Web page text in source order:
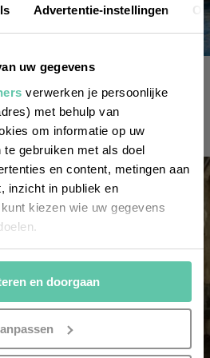
Advertentie-instellingen
uw gegevens
verwerken je persoonlijke
met behulp van
om informatie op uw
gebruiken met als doel
en content, metingen aan
inzicht in publiek en
kiezen wie uw gegevens
we ook graag:
over uw geografische
meter nauwkeurig kan zijn
door het actief te
eigenschappen (fingerprinting)
en doorgaan
in de Languedoc-
op de hoogte zijn
leuke adressen
voor Frankrijk? Meld
onze 2-wekelijkse
Zo gedaan!